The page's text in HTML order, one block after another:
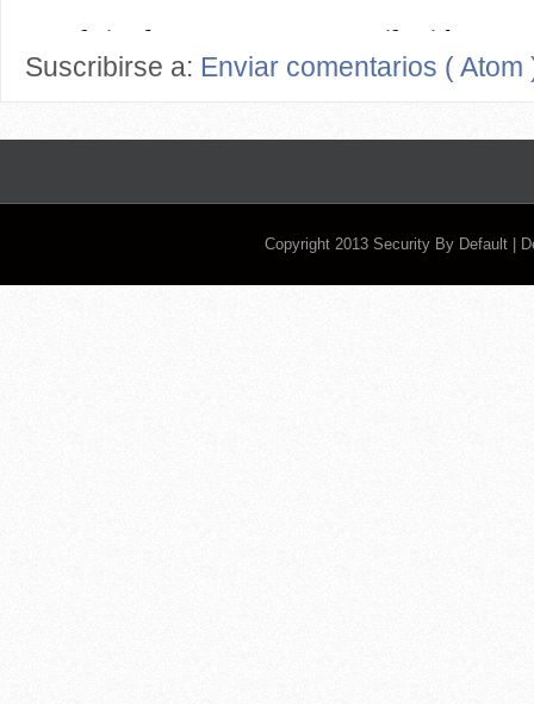
Suscribirse a: Enviar comentarios ( Atom
Copyright 2013 Security By Default |